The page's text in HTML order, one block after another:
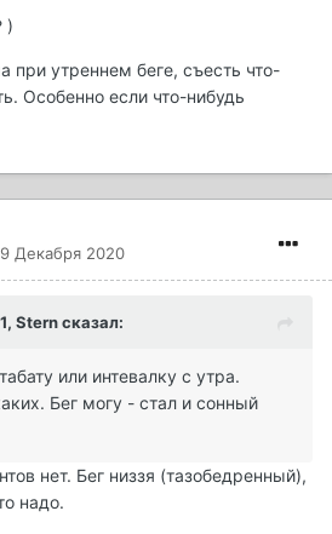
)
при утреннем беге, съесть что-
Особенно если что-нибудь
Декабря 2020
Stern сказал:
или интевалку с утра.
Бег могу - стал и сонный
нет. Бег низзя (тазобедренный),
надо.